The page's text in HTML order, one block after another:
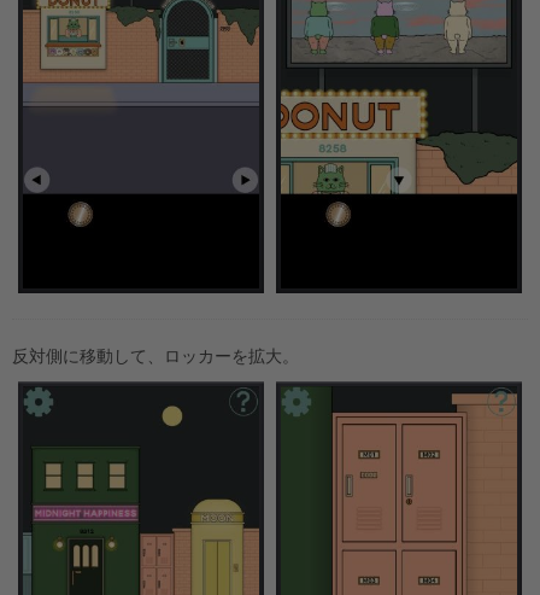
反対側に移動して、ロッカーを拡大。